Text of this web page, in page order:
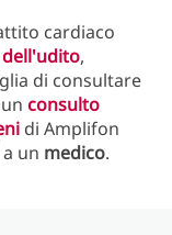
cardiaco
,
di consultare
consulto
di Amplifon
un medico.